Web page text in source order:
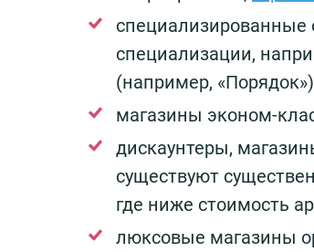
специализированные
специализации,
(например,
магазины эконом-
дискаунтеры,
существуют
где ниже стоимость
люксовые магазины